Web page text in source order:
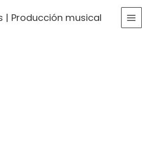
| Producción musical